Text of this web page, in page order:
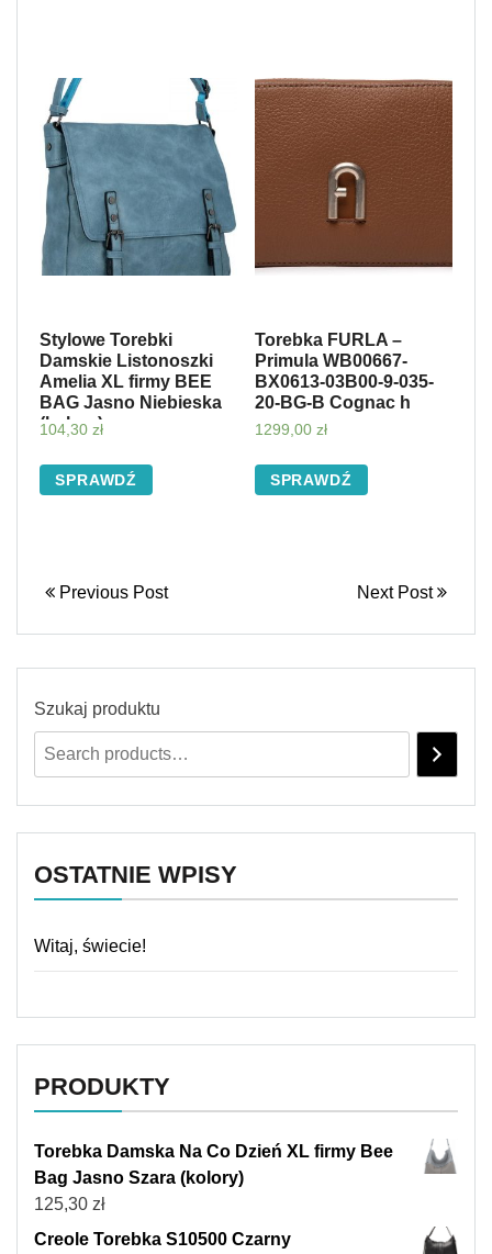
Stylowe Torebki
Damskie Listonoszki
Amelia XL firmy BEE
BAG Jasno Niebieska
(kolory)
104,30 zł
SPRAWDŹ
Torebka FURLA –
Primula WB00667-
BX0613-03B00-9-035-
20-BG-B Cognac h
1299,00 zł
SPRAWDŹ
Previous Post Next Post
Szukaj produktu
OSTATNIE WPISY
Witaj, świecie!
PRODUKTY
Torebka Damska Na Co Dzień XL firmy Bee
Bag Jasno Szara (kolory)
125,30 zł
Creole Torebka S10500 Czarny